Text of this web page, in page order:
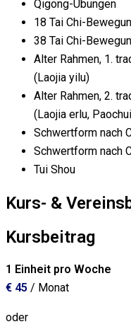
Qigong-Übungen
18 Tai Chi-
38 Tai Chi-
Alter Rahmen, 1.
(Laojia yilu)
Alter Rahmen, 2.
(Laojia erlu,
Schwertform nach
Schwertform nach
Tui Shou
Kurs- &
Kursbeitrag
1 Einheit pro Woche
€ 45 / Monat
oder